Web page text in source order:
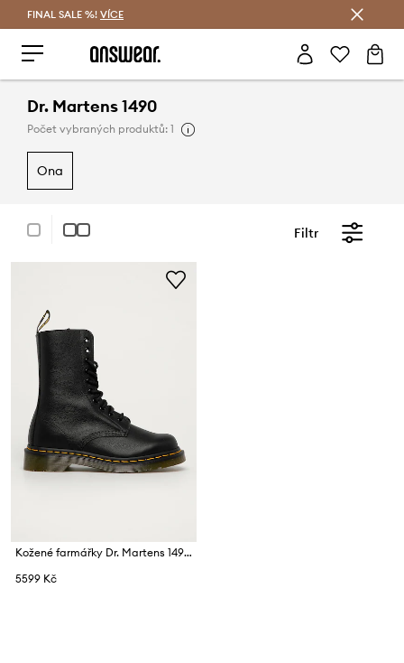
FINAL SALE %! VÍCE
Dr. Martens 1490
Počet vybraných produktů: 1
ona
Filtr
Kožené farmářky Dr. Martens 1490
5599 Kč